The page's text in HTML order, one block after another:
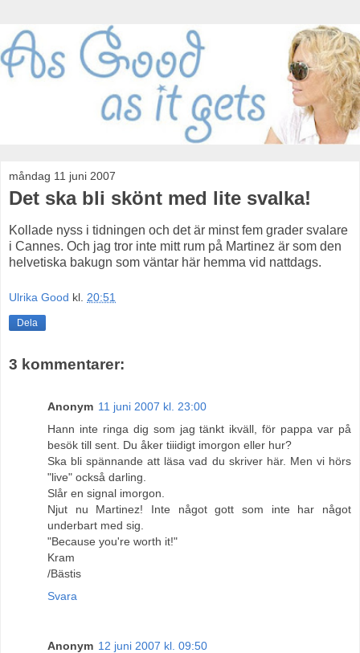
måndag 11 juni 2007
Det ska bli skönt med lite svalka!
Kollade nyss i tidningen och det är minst fem grader svalare
i Cannes. Och jag tror inte mitt rum på Martinez är som den
helvetiska bakugn som väntar här hemma vid nattdags.
Ulrika Good kl. 20:51
Dela
3 kommentarer:
Anonym 11 juni 2007 kl. 23:00
Hann inte ringa dig som jag tänkt ikväll, för pappa var på
besök till sent. Du åker tiiidigt imorgon eller hur?
Ska bli spännande att läsa vad du skriver här. Men vi hörs
"live" också darling.
Slår en signal imorgon.
Njut nu Martinez! Inte något gott som inte har något
underbart med sig.
"Because you're worth it!"
Kram
/Bästis
Svara
Anonym 12 juni 2007 kl. 09:50